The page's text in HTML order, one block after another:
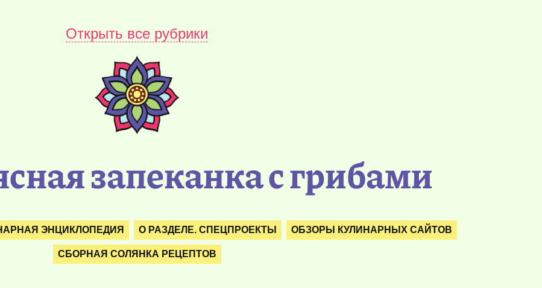
Открыть все рубрики
запеканка с грибами
ЭНЦИКЛОПЕДИЯ О РАЗДЕЛЕ. СПЕЦПРОЕКТЫ ОБЗОРЫ КУЛИНАРНЫХ САЙТОВ
СБОРНАЯ СОЛЯНКА РЕЦЕПТОВ